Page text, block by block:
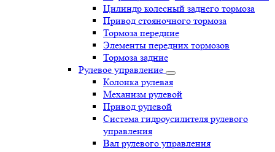
Цилиндр колесный заднего тормоза
Привод стояночного тормоза
Тормоза передние
Элементы передних тормозов
Тормоза задние
Рулевое управление
Колонка рулевая
Механизм рулевой
Привод рулевой
Система гидроусилителя рулевого
управления
Вал рулевого управления